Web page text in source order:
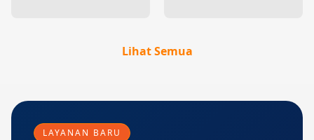
Lihat Semua
LAYANAN BARU